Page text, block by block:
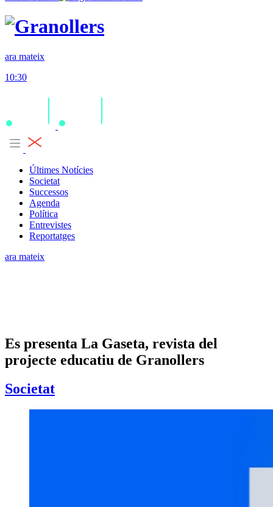
ara mateix
10:30
Últimes Notícies
Societat
Successos
Agenda
Política
Entrevistes
Reportatges
ara mateix
Es presenta La Gaseta, revista del
projecte educatiu de Granollers
Societat